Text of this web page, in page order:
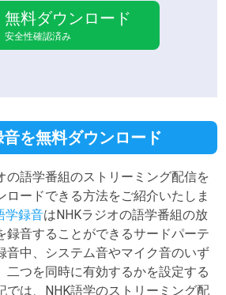
無料ダウンロード
安全性確認済み
音を無料ダウンロード
の語学番組のストリーミング配信を
ロードできる方法をご紹介いたしま
学録音はNHKラジオの語学番組の放
録音することができるサードパーテ
音中、システム音やマイク音のいず
二つを同時に有効するかを設定する
では、NHK語学のストリーミング配